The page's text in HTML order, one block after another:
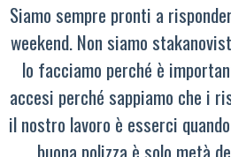
Siamo sempre pronti a
weekend. Non siamo
lo facciamo perché è
accesi perché sappiamo che i
il nostro lavoro è esserci
buona polizza è solo metà